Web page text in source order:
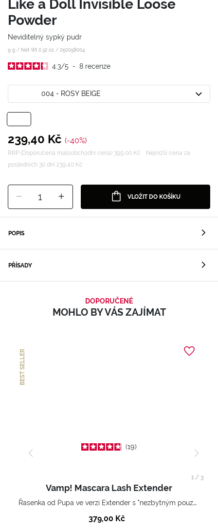
Like a Doll Invisible Loose
Powder
Neviditelný sypký pudr
9 g / Net Wt 0.32 oz / 050058004
4.3/5 - 8 recenze
004 - ROSY BEIGE
239,40 Kč (-40%)
RRP (Doporučená maloobchodní cena) 399,00 Kč
Nejnižší cena za
posledních 30 dní 239,40 Kč
1 VLOŽIT DO KOŠÍKU
POPIS
PŘÍSADY
DOPORUČENÉ
MOHLO BY VÁS ZAJÍMAT
BEST SELLER
19
Vamp! Mascara Lash Extender
Řasenka od Pupa ve verzi Extender s "nezbytným pouzdrem".
379,00 Kč
1/ 3